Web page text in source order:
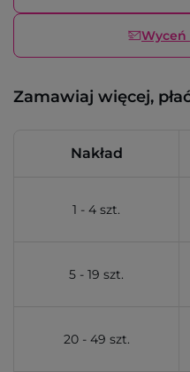
Wyceń
Zamawiaj więcej,
Nakład
1 - 4 szt.
5 - 19 szt.
20 - 49 szt.